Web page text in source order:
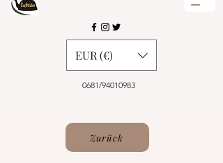
0681/94010983
EUR (€)
Zurück